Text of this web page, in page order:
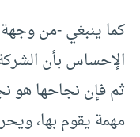
كما ينبغي -من
الإحساس بأن
ثم فإن نجاحها هو
مهمة يقوم بها،